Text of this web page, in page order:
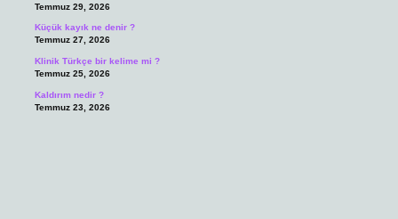
Temmuz 29, 2026
Küçük kayık ne denir ?
Temmuz 27, 2026
Klinik Türkçe bir kelime mi ?
Temmuz 25, 2026
Kaldırım nedir ?
Temmuz 23, 2026